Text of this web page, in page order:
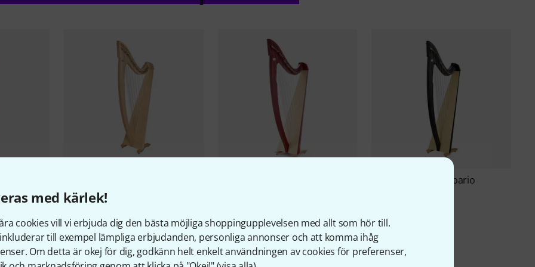
med kärlek!
cookies vill vi erbjuda dig den bästa möjliga shoppingupplevelsen med allt som hör till.
till exempel lämpliga erbjudanden, personliga annonser och att komma ihåg
Om detta är okej för dig, godkänn helt enkelt användningen av cookies för preferenser,
SalviTitan Natural Sipario
32 990 kr 32 890 kr
Titan Ebony Sipario